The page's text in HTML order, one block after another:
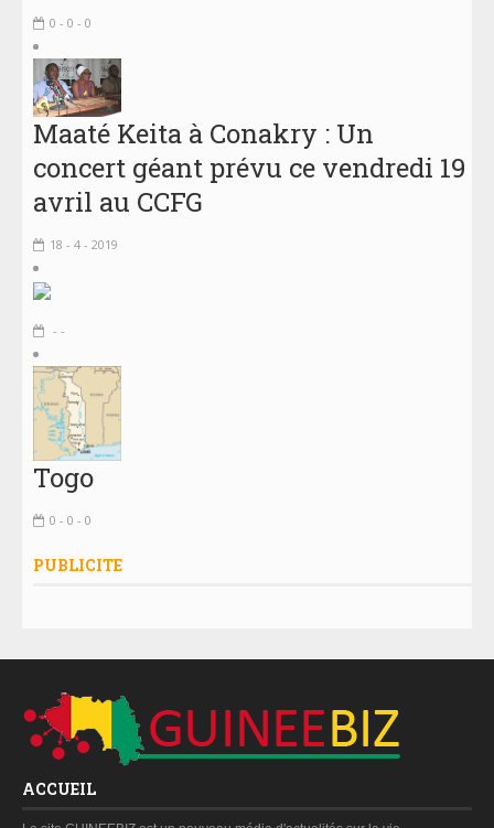
0 - 0 - 0
Maaté Keita à Conakry : Un
concert géant prévu ce vendredi 19
avril au CCFG
18 - 4 - 2019
- -
Togo
0 - 0 - 0
PUBLICITE
ACCUEIL